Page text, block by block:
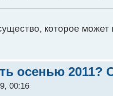
которое
осенью 2011?
00:16